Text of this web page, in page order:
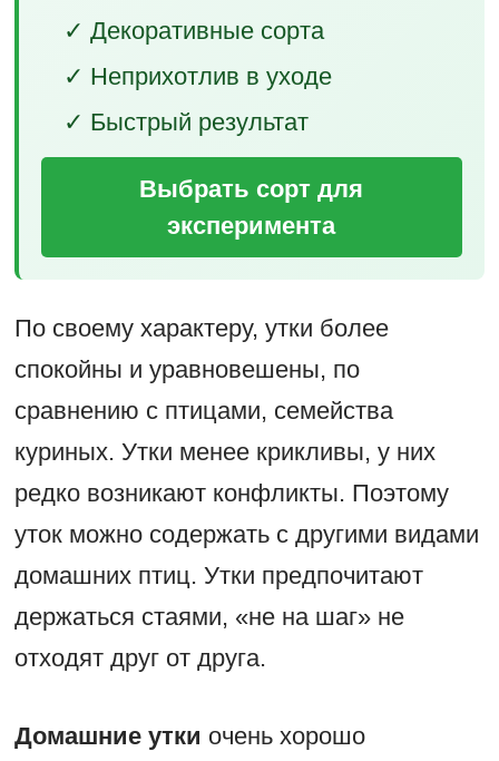
✓ Декоративные сорта
✓ Неприхотлив в уходе
✓ Быстрый результат
Выбрать сорт для
эксперимента
По своему характеру, утки более
спокойны и уравновешены, по
сравнению с птицами, семейства
куриных. Утки менее крикливы, у них
редко возникают конфликты. Поэтому
уток можно содержать с другими видами
домашних птиц. Утки предпочитают
держаться стаями, «не на шаг» не
отходят друг от друга.
Домашние утки очень хорошо